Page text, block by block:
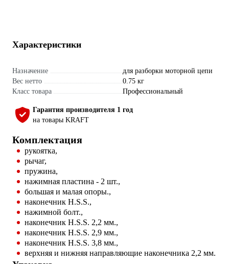
Характеристики
Назначение
для разборки моторной цепи
Вес нетто
0.75 кг
Класс товара
Профессиональный
Гарантия производителя 1 год
на товары KRAFT
Комплектация
рукоятка,
рычаг,
пружина,
нажимная пластина - 2 шт.,
большая и малая опоры.,
наконечник H.S.S.,
нажимной болт.,
наконечник H.S.S. 2,2 мм.,
наконечник H.S.S. 2,9 мм.,
наконечник H.S.S. 3,8 мм.,
верхняя и нижняя направляющие наконечника 2,2 мм.